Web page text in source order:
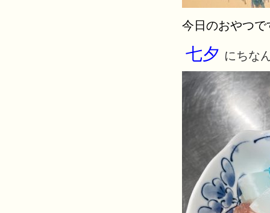
今日のおやつで
七夕 にちな